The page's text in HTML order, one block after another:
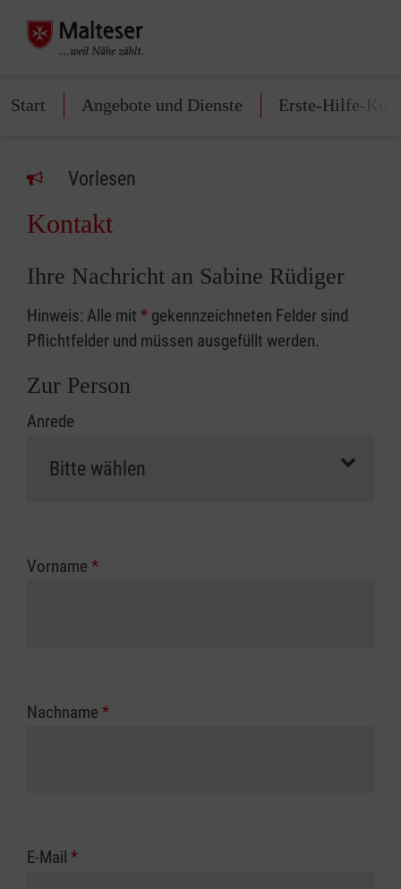
Start Angebote und Dienste Erste-Hilfe-
Vorlesen
Kontakt
Ihre Nachricht an Sabine Rüdiger
Hinweis: Alle mit * gekennzeichneten Felder sind
Pflichtfelder und müssen ausgefüllt werden.
Zur Person
Anrede
Vorname *
Nachname *
E-Mail *